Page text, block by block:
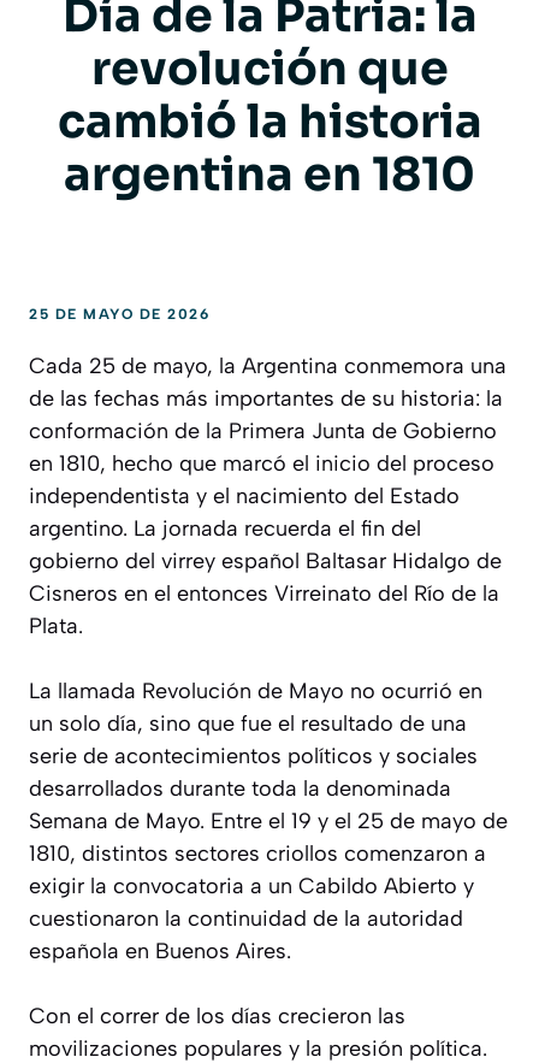
Día de la Patria: la
revolución que
cambió la historia
argentina en 1810
25 DE MAYO DE 2026
Cada 25 de mayo, la Argentina conmemora una
de las fechas más importantes de su historia: la
conformación de la Primera Junta de Gobierno
en 1810, hecho que marcó el inicio del proceso
independentista y el nacimiento del Estado
argentino. La jornada recuerda el fin del
gobierno del virrey español Baltasar Hidalgo de
Cisneros en el entonces Virreinato del Río de la
Plata.
La llamada Revolución de Mayo no ocurrió en
un solo día, sino que fue el resultado de una
serie de acontecimientos políticos y sociales
desarrollados durante toda la denominada
Semana de Mayo. Entre el 19 y el 25 de mayo de
1810, distintos sectores criollos comenzaron a
exigir la convocatoria a un Cabildo Abierto y
cuestionaron la continuidad de la autoridad
española en Buenos Aires.
Con el correr de los días crecieron las
movilizaciones populares y la presión política.